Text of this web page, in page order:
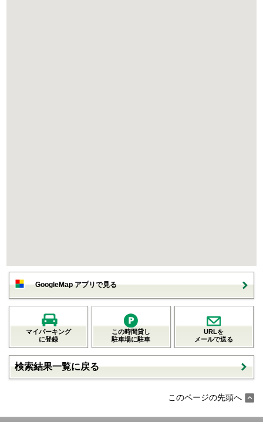
GoogleMap アプリで見る
マイパーキング
に登録
この時間貸し
駐車場に駐車
URLを
メールで送る
検索結果一覧に戻る
このページの先頭へ